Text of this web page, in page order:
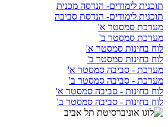
תוכנית לימודים- הנדסה מכנית
תוכנית לימודים- הנדסת סביבה
מערכת סמסטר א'
מערכת סמסטר ב'
לוח בחינות סמסטר א'
לוח בחינות סמסטר ב'
מערכת - סביבה סמסטר א'
מערכת - סביבה סמסטר ב'
לוח בחינות - סביבה סמסטר א'
לוח בחינות - סביבה סמסטר ב'